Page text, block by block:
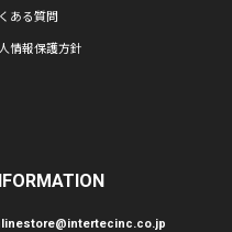
ある質問
情報保護方針